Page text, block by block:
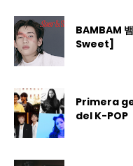
BAMBAM
Sweet]
Primera
del K-POP